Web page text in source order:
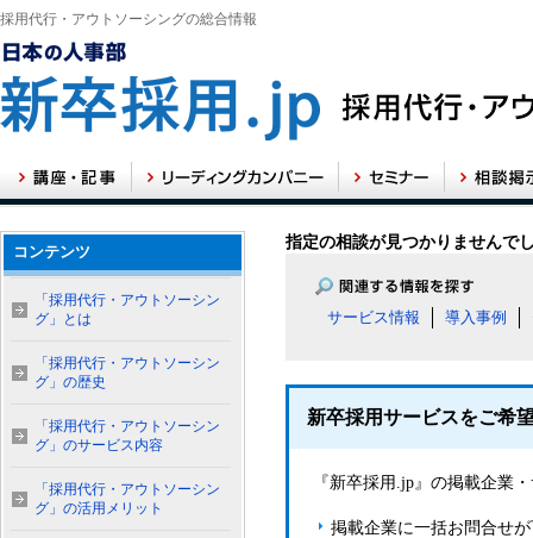
採用代行・アウトソーシングの総合情報
指定の相談が見つかりませんで
サービス情報 導入事例
新卒採用サービスをご希
『新卒採用.jp』の掲載企業
掲載企業に一括お問合せ
コンテンツ
「採用代行・アウトソーシン
グ」とは
「採用代行・アウトソーシン
グ」の歴史
「採用代行・アウトソーシン
グ」のサービス内容
「採用代行・アウトソーシン
グ」の活用メリット